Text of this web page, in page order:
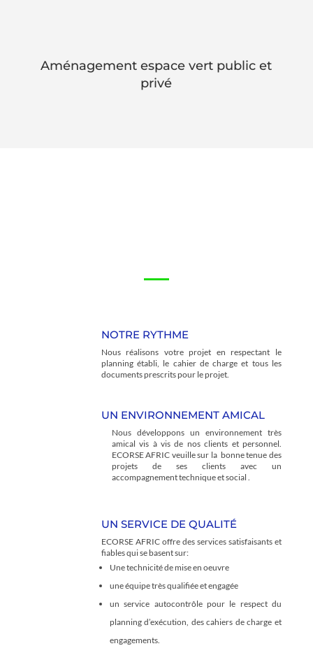
Aménagement espace vert public et
privé
NOTRE RYTHME
Nous réalisons votre projet en respectant le
planning établi, le cahier de charge et tous les
documents prescrits pour le projet.
UN ENVIRONNEMENT AMICAL
Nous développons un environnement très
amical vis à vis de nos clients et personnel.
ECORSE AFRIC veuille sur la bonne tenue des
projets de ses clients avec un
accompagnement technique et social .
UN SERVICE DE QUALITÉ
ECORSE AFRIC offre des services satisfaisants et
fiables qui se basent sur:
Une technicité de mise en oeuvre
une équipe très qualifiée et engagée
un service autocontrôle pour le respect du
planning d’exécution, des cahiers de charge et
engagements.